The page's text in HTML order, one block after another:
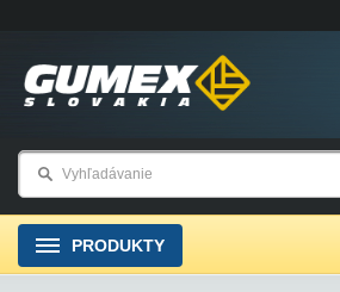
PRODUKTY